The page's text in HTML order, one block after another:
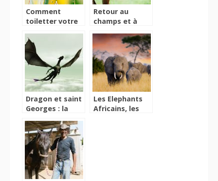
Comment
toiletter votre
d’un
professionnel?
Retour au
champs et à
sans souci,
procurez vous
de votre licol
cheval!
Dragon et saint
Georges : la
le mythe
Les Elephants
Africains, les